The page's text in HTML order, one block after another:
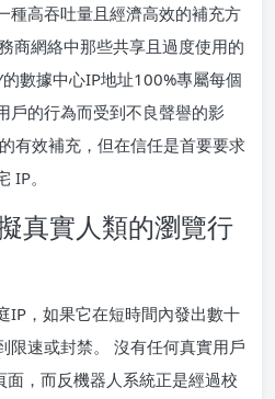
種高吞吐量且經濟高效的補充方
商網絡中那些共享且過度使用的
數據中心IP地址100%專屬每個
戶的行為而受到不良聲譽的影
有效補充，但在信任是首要要求
IP。
真實人類的瀏覽行
IP，如果它在短時間內發出數十
限速或封禁。 沒有任何真實用戶
，而反機器人系統正是經過校